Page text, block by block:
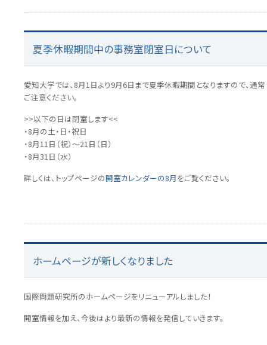
夏季休暇期間中の事務室閉室日について
愛知大学では、8月1日より9月6日まで夏季休暇期間となりますので、通
ご注意ください。
>>以下の日は閉室します<<
・8月の土・日・祝日
・8月11日（祝）～21日（日）
・8月31日（水）
詳しくは、トップページの開室カレンダーの8月をご覧ください。
ホームページが新しくなりました
国際問題研究所のホームページをリニューアルしました！
開室情報を加え、今後はより最新の情報を発信していきます。